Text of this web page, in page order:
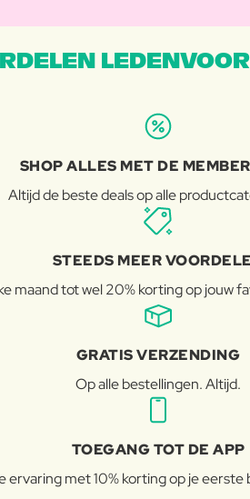
SHOP ALLES MET DE
Altijd de beste deals op alle
STEEDS MEER
maand tot wel 20% korting op jouw
GRATIS VERZENDING
Op alle bestellingen. Altijd.
TOEGANG TOT DE APP
ervaring met 10% korting op je eerste